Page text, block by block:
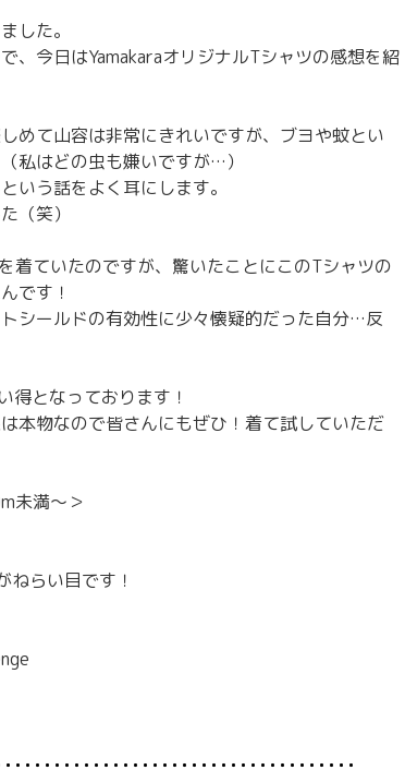
した。
、今日はYamakaraオリジナルTシャツの感想を紹
めて山容は非常にきれいですが、ブヨや蚊とい
私はどの虫も嫌いですが…）
いう話をよく耳にします。
（笑）
着ていたのですが、驚いたことにこのTシャツの
です！
シールドの有効性に少々懐疑的だった自分…反
得となっております！
本物なので皆さんにもぜひ！着て試していただ
未満～＞
ねらい目です！